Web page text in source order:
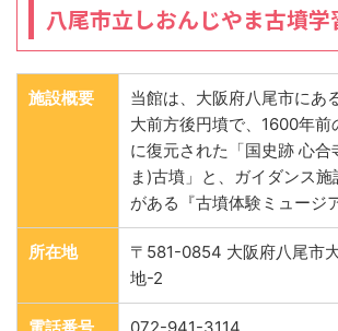
八尾市立しおんじやま古墳学
施設概要
当館は、大阪府八尾市にあ
大前方後円墳で、1600年前
に復元された「国史跡 心合
ま)古墳」と、ガイダンス
がある『古墳体験ミュージ
所在地
〒581-0854 大阪府八尾市
地-2